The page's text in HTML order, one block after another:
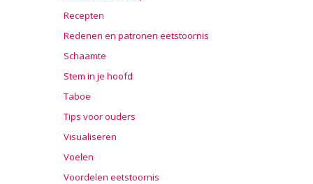
Recepten
Redenen en patronen eetstoornis
Schaamte
Stem in je hoofd
Taboe
Tips voor ouders
Visualiseren
Voelen
Voordelen eetstoornis